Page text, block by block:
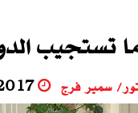
تستجيب
سمير فرج